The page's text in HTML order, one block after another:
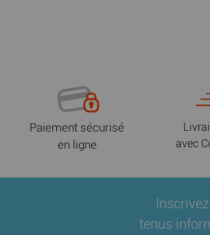
Paiement sécurisé
en ligne
avec
tenus